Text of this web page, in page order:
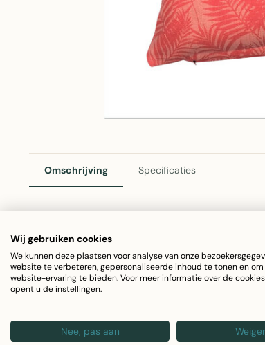
Omschrijving Specificaties
Malibu Sierkussen Roze 45x45cm
Het Malibu sierkussen in roze is het perfecte
Linen & More is gemaakt van zacht katoen en
Afmetingen: 45x45cm
Materiaal: 100% katoen
Wij gebruiken cookies
We kunnen deze plaatsen voor analyse van onze
website te verbeteren, gepersonaliseerde inhoud te tonen en
website-ervaring te bieden. Voor meer informatie over de
opent u de instellingen.
Nee, pas aan